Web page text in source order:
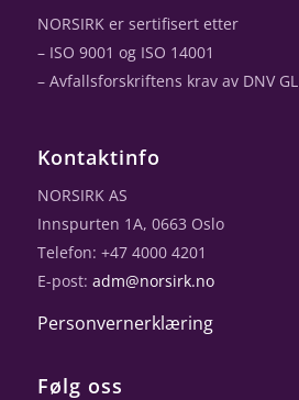
NORSIRK er sertifisert etter
– ISO 9001 og ISO 14001
– Avfallsforskriftens krav av DNV GL
Kontaktinfo
NORSIRK AS
Innspurten 1A, 0663 Oslo
Telefon: +47 4000 4201
E-post: adm@norsirk.no
Personvernerklæring
Følg oss